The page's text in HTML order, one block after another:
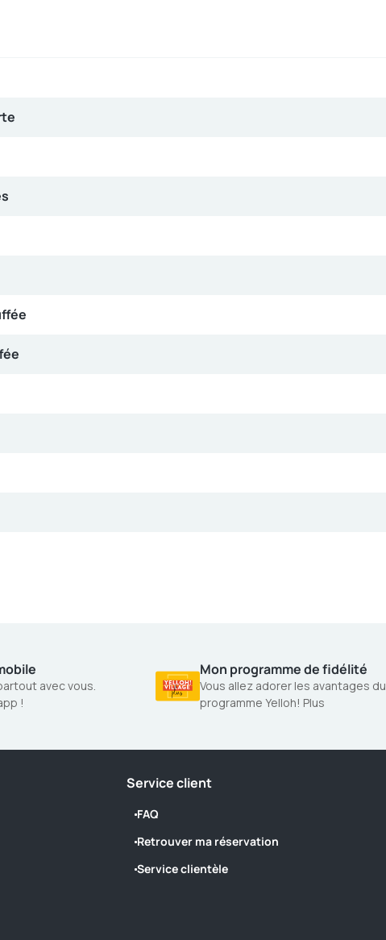
avec vous.
!
Mon programme de fidélité
Vous allez adorer les avantages du
programme Yelloh! Plus
Service client
FAQ
Retrouver ma réservation
Service clientèle